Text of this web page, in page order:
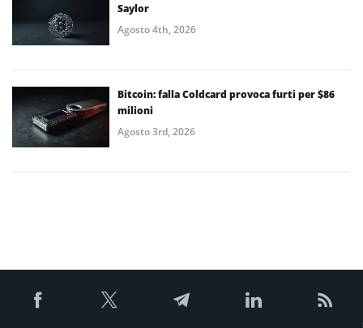
Saylor
Agosto 4th, 2026
Bitcoin: falla Coldcard provoca furti per $86
milioni
Agosto 3rd, 2026